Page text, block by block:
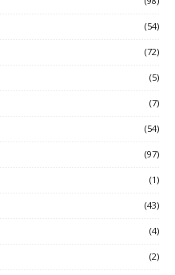
(54)
(72)
(5)
(7)
(54)
(97)
(1)
(43)
(4)
(2)